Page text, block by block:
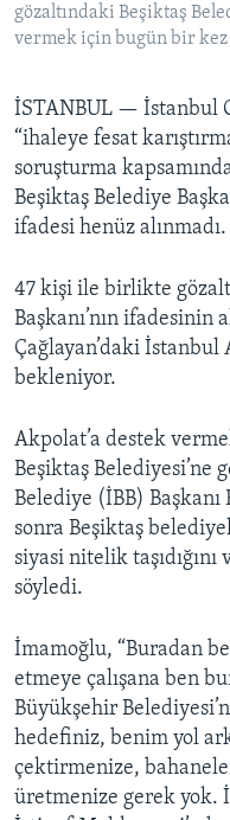
gözaltındaki Beşiktaş
vermek için bugün bir kez
İSTANBUL — İstanbul
“ihaleye fesat
soruşturma
Beşiktaş Belediye
ifadesi henüz alınmadı.
47 kişi ile birlikte
Başkanı’nın ifadesinin
Çağlayan’daki İstanbul
bekleniyor.
Akpolat’a destek
Beşiktaş Belediyesi’ne
Belediye (İBB)
sonra Beşiktaş
siyasi nitelik
söyledi.
İmamoğlu, “Buradan
etmeye çalışana ben
Büyükşehir
hedefiniz, benim yol
çektirmenize,
üretmenize gerek yok.